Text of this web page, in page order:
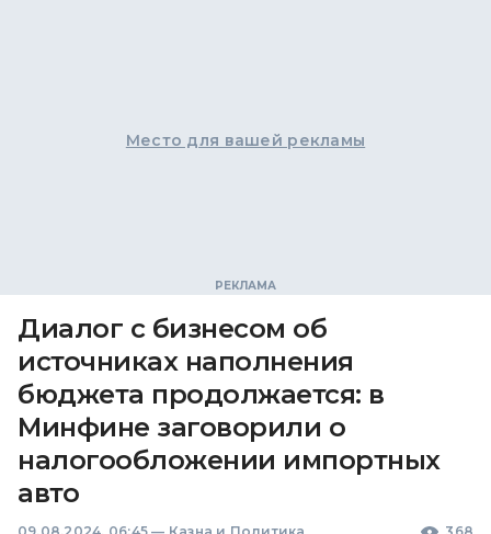
Место для вашей рекламы
Диалог с бизнесом об
источниках наполнения
бюджета продолжается: в
Минфине заговорили о
налогообложении импортных
авто